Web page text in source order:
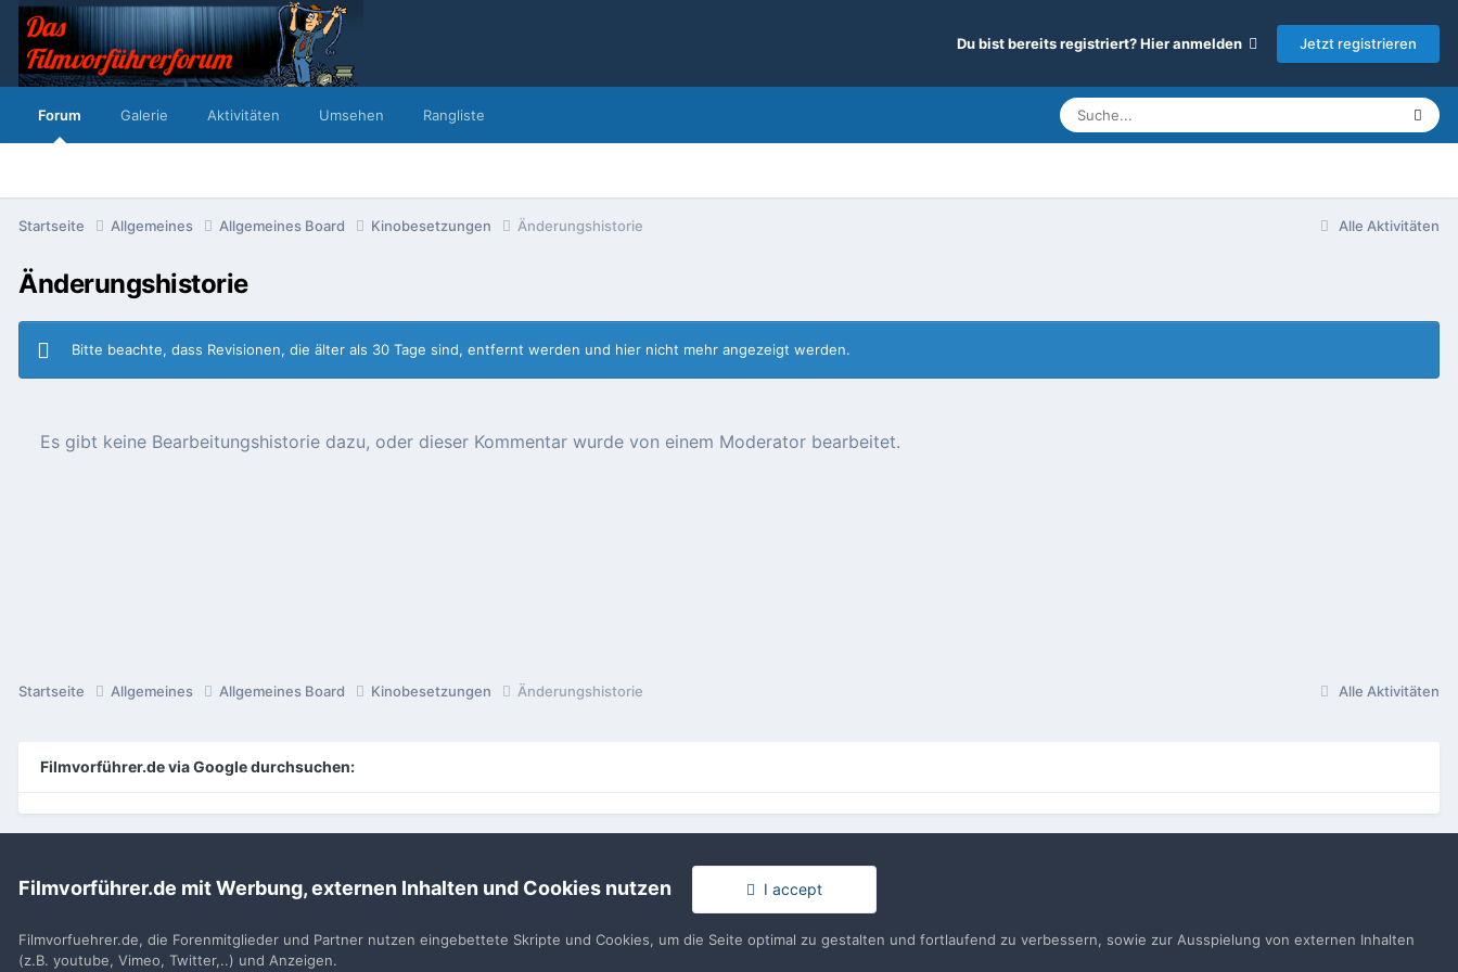
Du bist bereits registriert? Hier anmelden Jetzt registrieren
Forum Galerie Aktivitäten Umsehen Rangliste
Alle Aktivitäten
Startseite Allgemeines Allgemeines Board Kinobesetzungen Änderungshistorie
Änderungshistorie
Bitte beachte, dass Revisionen, die älter als 30 Tage sind, entfernt werden und hier nicht mehr angezeigt werden.
Es gibt keine Bearbeitungshistorie dazu, oder dieser Kommentar wurde von einem Moderator bearbeitet.
Alle Aktivitäten
Startseite Allgemeines Allgemeines Board Kinobesetzungen Änderungshistorie
Filmvorführer.de via Google durchsuchen:
Realisierung: IN-Solution
Powered by Invision Community
Filmvorführer.de mit Werbung, externen Inhalten und Cookies nutzen I accept
Filmvorfuehrer.de, die Forenmitglieder und Partner nutzen eingebettete Skripte und Cookies, um die Seite optimal zu gestalten und fortlaufend zu verbessern, sowie zur Ausspielung von externen Inhalten
(z.B. youtube, Vimeo, Twitter,..) und Anzeigen.